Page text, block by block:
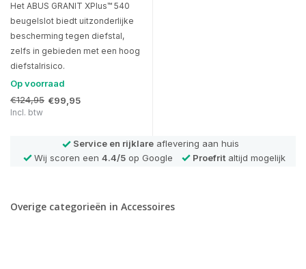
Het ABUS GRANIT XPlus™ 540
beugelslot biedt uitzonderlijke
bescherming tegen diefstal,
zelfs in gebieden met een hoog
diefstalrisico.
Op voorraad
€124,95 €99,95
Incl. btw
Service en rijklare aflevering aan huis
Wij scoren een 4.4/5op Google Proefritaltijd mogelijk
Overige categorieën in Accessoires